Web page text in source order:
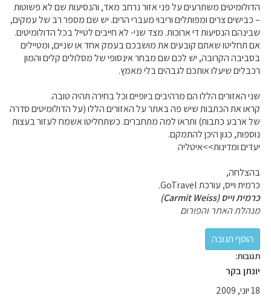
הדולומיטים משתרעים על פני אזור נרחב מאד, והנסיעות שם לא פשוטות
– כבישים צרים ומפותלים וריבוי מעברי הרים. יש שם מספר רב של עמקים,
שבינהם הנסיעות די ארוכות. מצד שני- לא חייבים לטייל בכל הדולומיטים.
אם תחליטו שאתם קובעים את מושבכם בעמק אחד או שניים, ומטיילים
בסביבה הקרובה, יש לכם שם מבחר אינסופי של מסלולים קלים והמון
רכבלים שיעלו אותכם לגבהים בלי מאמץ.
שני האזורים הללו הם מרהיבים ביופיים וכל בחירה תהיה טובה.
קראו את הכתבות שיש פה באתר על האזורים הללו (על הדולומיטים סדרה
של ארבע כתבות) ותראו למה מתחברים. כשתחליטו אשמח לעזור בעצות
נוספות, כגון היכן להתמקם.
יעדים ומדינות>>איטליה
בהצלחה,
כרמית וייס, עורכת GoTravel.
כרמית וייס (Carmit Weiss)
מנהלת האתר והפורום
תגובות:
יונתן בקר
18 יוני, 2009